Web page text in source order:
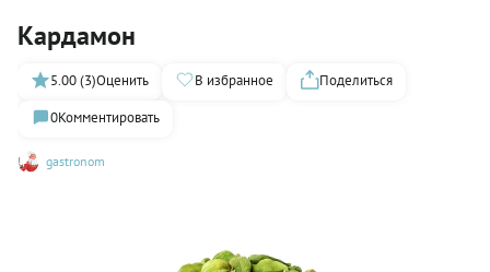
Кардамон
gastronom
5.00 (3)Оценить В избранное
Поделиться
0Комментировать